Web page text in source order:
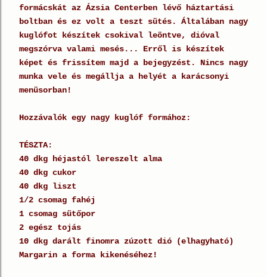
formácskát az Ázsia Centerben lévő háztartási
boltban és ez volt a teszt sütés. Általában nagy
kuglófot készítek csokival leöntve, dióval
megszórva valami mesés... Erről is készítek
képet és frissítem majd a bejegyzést. Nincs nagy
munka vele és megállja a helyét a karácsonyi
menüsorban!
Hozzávalók egy nagy kuglóf formához:
TÉSZTA:
40 dkg héjastól lereszelt alma
40 dkg cukor
40 dkg liszt
1/2 csomag fahéj
1 csomag sütőpor
2 egész tojás
10 dkg darált finomra zúzott dió (elhagyható)
Margarin a forma kikenéséhez!